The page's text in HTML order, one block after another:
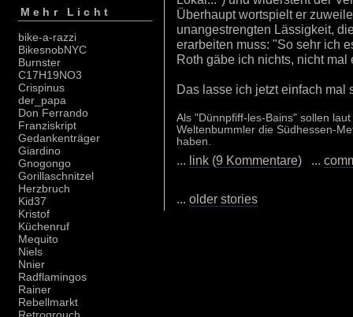
Mehr Licht
bike-a-razzi
BikesnobNYC
Burnster
C17H19NO3
Crispinus
der_papa
Don Ferrando
Franziskript
Gedankenträger
Giardino
Gnogongo
Gorillaschnitzel
Herzbruch
Kid37
Kristof
Küchenruf
Mequito
Niels
Nnier
Radflamingos
Rainer
Rebellmarkt
Überhaupt wortspielt er
unangestrengten Lässigkeit,
erarbeiten muss: "So sehr ich
Roth gäbe ich nichts, nicht
Das lasse ich jetzt einfach mal
Als "Dünnpfiff-les-Bains" sollen
Weltenbummler die Südhessen-
haben.
... link (9 Kommentare) ...
... older stories